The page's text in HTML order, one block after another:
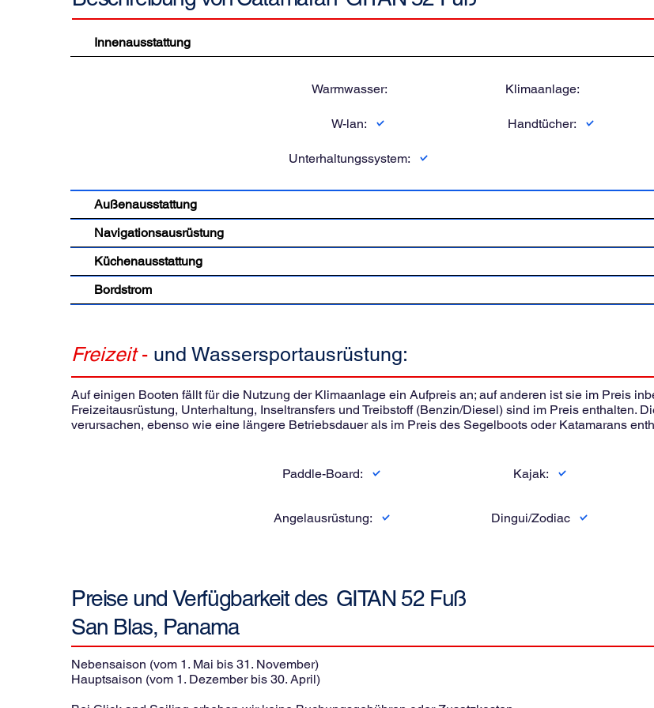
Innenausstattung
Warmwasser:
W-lan:
Unterhaltungssystem:
Klimaanlage:
Handtücher:
Außenausstattung
Navigationsausrüstung
Küchenausstattung
Bordstrom
Freizeit- und Wassersportausrüstung:
Auf einigen Booten fällt für die Nutzung der Klimaanlage ein Aufpreis an; auf anderen ist sie im Preis
Freizeitausrüstung, Unterhaltung, Inseltransfers und Treibstoff (Benzin/Diesel) sind im Preis enthalten.
verursachen, ebenso wie eine längere Betriebsdauer als im Preis des Segelboots oder Katamarans
Paddle-Board:
Angelausrüstung:
Kajak:
Dingui/Zodiac
Preise und Verfügbarkeit des GITAN 52 Fuß
San Blas, Panama
Nebensaison (vom 1. Mai bis 31. November)
Hauptsaison (vom 1. Dezember bis 30. April)